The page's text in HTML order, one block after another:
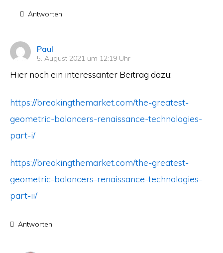
Antworten
Paul
sagt:
5. August 2021 um 12:19 Uhr
Hier noch ein interessanter Beitrag dazu:
https://breakingthemarket.com/the-greatest-
geometric-balancers-renaissance-technologies-
part-i/
https://breakingthemarket.com/the-greatest-
geometric-balancers-renaissance-technologies-
part-ii/
Antworten